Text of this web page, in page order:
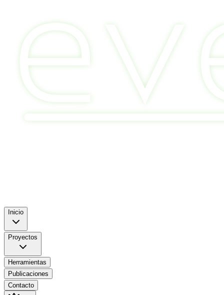
Inicio
Proyectos
Herramientas
Publicaciones
Contacto